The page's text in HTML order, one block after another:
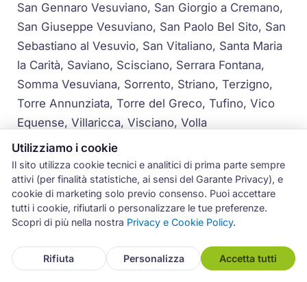
San Gennaro Vesuviano, San Giorgio a Cremano,
San Giuseppe Vesuviano, San Paolo Bel Sito, San
Sebastiano al Vesuvio, San Vitaliano, Santa Maria
la Carità, Saviano, Scisciano, Serrara Fontana,
Somma Vesuviana, Sorrento, Striano, Terzigno,
Torre Annunziata, Torre del Greco, Tufino, Vico
Equense, Villaricca, Visciano, Volla
Per i comuni più distanti o per le isole (Capri,
Ischia, Procida), la disponibilità dell'intervento
viene concordata direttamente con il cliente in
fase di prenotazione.
Utilizziamo i cookie
Il sito utilizza cookie tecnici e analitici di prima parte sempre
attivi (per finalità statistiche, ai sensi del Garante Privacy), e
cookie di marketing solo previo consenso. Puoi accettare
tutti i cookie, rifiutarli o personalizzare le tue preferenze.
Scopri di più nella nostra Privacy e Cookie Policy.
Rifiuta Personalizza Accetta tutti